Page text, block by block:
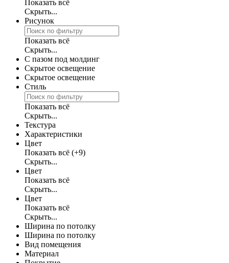
Показать всё
Скрыть...
Рисунок
Показать всё
Скрыть...
С пазом под молдинг
Скрытое освещение
Скрытое освещение
Стиль
Показать всё
Скрыть...
Текстура
Характеристики
Цвет
Показать всё (+9)
Скрыть...
Цвет
Показать всё
Скрыть...
Цвет
Показать всё
Скрыть...
Ширина по потолку
Ширина по потолку
Вид помещения
Материал